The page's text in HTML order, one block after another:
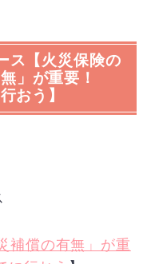
ス【火災保険の
無」が重要！
おう】
補償の有無」が重